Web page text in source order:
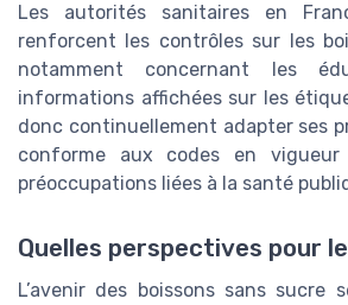
Les autorités sanitaires en
renforcent les contrôles sur les
notamment concernant les
informations affichées sur les
donc continuellement adapter ses
conforme aux codes en
préoccupations liées à la santé
Quelles perspectives pour
L’avenir des boissons sans sucre